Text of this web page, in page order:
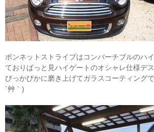
ボンネットストライプはコンバーチブルのハ
ておりぱっと見ハイゲートのオシャレ仕様デス
びっかびかに磨き上げてガラスコーティング
´艸｀)